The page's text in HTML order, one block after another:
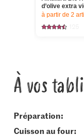
d’olive extra
à partir de 2
À vos
Préparation:
cuisson au four: